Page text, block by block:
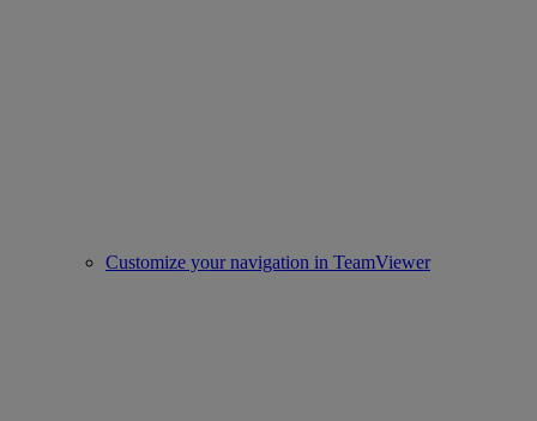
Customize your navigation in TeamViewer